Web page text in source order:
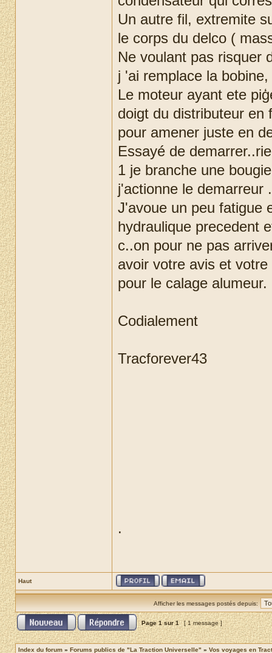
Un autre fil, extremite
le corps du delco (
Ne voulant pas risquer
j 'ai remplace la bobine,
Le moteur ayant ete
doigt du distributeur en
pour amener juste en
Essayé de
1 je branche une
j'actionne le demarreur
J'avoue un peu fatigue
hydraulique precedent
c..on pour ne pas
avoir votre avis et
pour le calage alumeur.
Codialement
Tracforever43
.
Haut
Afficher les messages postés depuis:
Page1sur1 [ 1 message ]
Index du forum » Forums publics de "La Traction Universelle" » Vos voyages en